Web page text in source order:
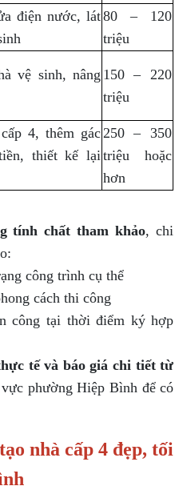
điện nước, lát80 – 120
triệu
vệ sinh, nâng 150 – 220
triệu
4, thêm gác
thiết kế lại
250 – 350
triệu hoặc
hơn
tính chất tham khảo, chi
công trình cụ thể
cách thi công
công tại thời điểm ký hợp
tế và báo giá chi tiết từ
phường Hiệp Bình để có
nhà cấp 4 đẹp, tối